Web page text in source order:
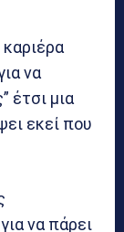
να
έτσι μια
εκεί που
να πάρει